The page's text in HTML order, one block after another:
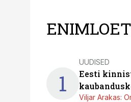
1
UUDISED
Eesti
Viljar Arakas: